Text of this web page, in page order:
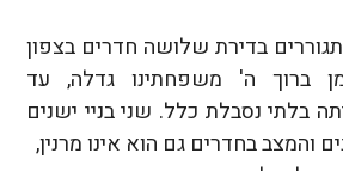
בדירת שלושה חדרים בצפון
ברוך ה' משפחתינו גדלה, עד
בלתי נסבלת כלל. שני בניי ישנים
והמצב בחדרים גם הוא אינו מרנין,